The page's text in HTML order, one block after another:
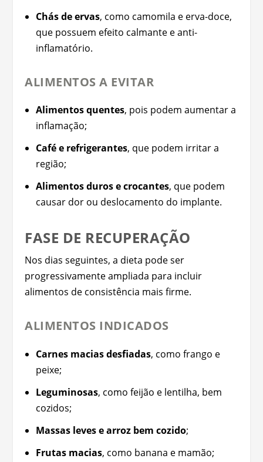
Chás de ervas, como camomila e erva-doce,
que possuem efeito calmante e anti-
inflamatório.
ALIMENTOS A EVITAR
Alimentos quentes, pois podem aumentar a
inflamação;
Café e refrigerantes, que podem irritar a
região;
Alimentos duros e crocantes, que podem
causar dor ou deslocamento do implante.
FASE DE RECUPERAÇÃO
Nos dias seguintes, a dieta pode ser
progressivamente ampliada para incluir
alimentos de consistência mais firme.
ALIMENTOS INDICADOS
Carnes macias desfiadas, como frango e
peixe;
Leguminosas, como feijão e lentilha, bem
cozidos;
Massas leves e arroz bem cozido;
Frutas macias, como banana e mamão;